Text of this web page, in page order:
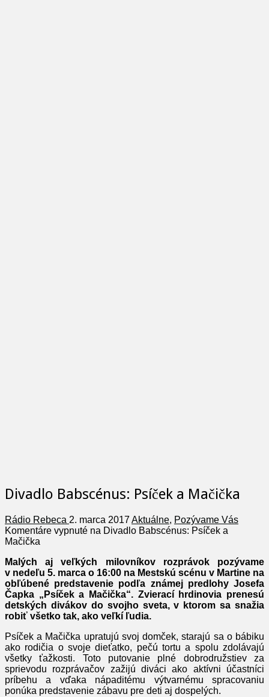
Divadlo Babscénus: Psíček a Mačička
Rádio Rebeca 2. marca 2017 Aktuálne, Pozývame Vás
Komentáre vypnuté na Divadlo Babscénus: Psíček a
Mačička
Malých aj veľkých milovníkov rozprávok pozývame
v nedeľu 5. marca o 16:00 na Mestskú scénu v Martine na
obľúbené predstavenie podľa známej predlohy Josefa
Čapka „Psíček a Mačička“. Zvierací hrdinovia prenesú
detských divákov do svojho sveta, v ktorom sa snažia
robiť všetko tak, ako veľkí ľudia.
Psíček a Mačička upratujú svoj domček, starajú sa o bábiku
ako rodičia o svoje dieťatko, pečú tortu a spolu zdolávajú
všetky ťažkosti. Toto putovanie plné dobrodružstiev za
sprievodu rozprávačov zažijú diváci ako aktívni účastníci
príbehu a vďaka nápaditému výtvarnému spracovaniu
ponúka predstavenie zábavu pre deti aj dospelých.